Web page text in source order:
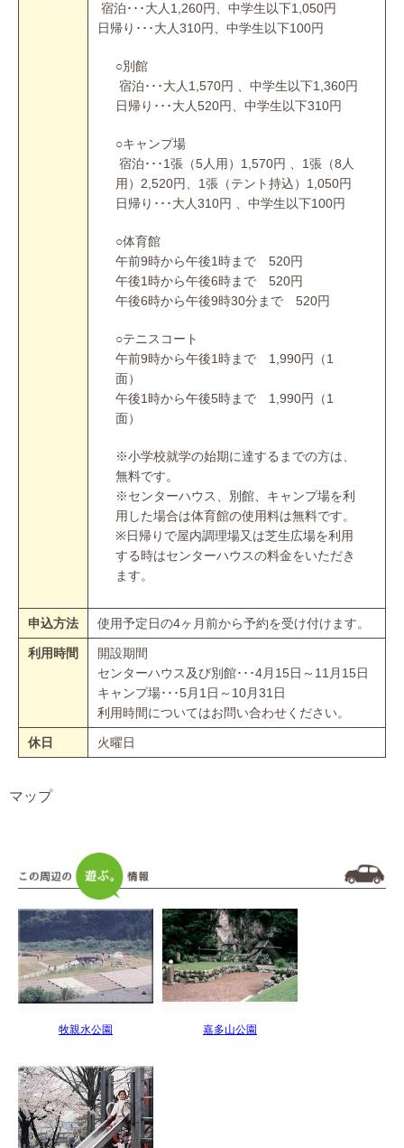
宿泊･･･大人1,260円、中学生以下1,050円
日帰り･･･大人310円、中学生以下100円
○別館
宿泊･･･大人1,570円 、中学生以下1,360円
日帰り･･･大人520円、中学生以下310円
○キャンプ場
宿泊･･･1張（5人用）1,570円 、1張（8人
用）2,520円、1張（テント持込）1,050円
日帰り･･･大人310円 、中学生以下100円
○体育館
午前9時から午後1時まで 520円
午後1時から午後6時まで 520円
午後6時から午後9時30分まで 520円
○テニスコート
午前9時から午後1時まで 1,990円（1
面）
午後1時から午後5時まで 1,990円（1
面）
※小学校就学の始期に達するまでの方は、
無料です。
※センターハウス、別館、キャンプ場を利
用した場合は体育館の使用料は無料です。
※日帰りで屋内調理場又は芝生広場を利用
する時はセンターハウスの料金をいただき
ます。
申込方法 使用予定日の4ヶ月前から予約を受け付けます。
利用時間
開設期間
センターハウス及び別館･･･4月15日～11月15日
キャンプ場･･･5月1日～10月31日
利用時間についてはお問い合わせください。
休日 火曜日
マップ
牧親水公園 嘉多山公園